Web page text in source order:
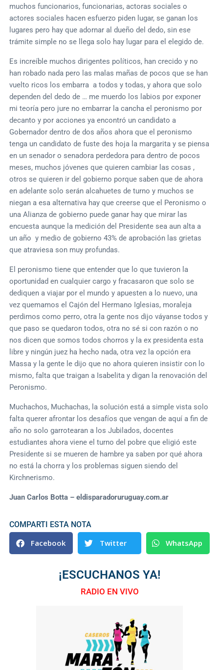
muchos funcionarios, funcionarias, actoras sociales o
actores sociales hacen esfuerzo piden lugar, se ganan los
lugares pero hay que adornar al dueño del dedo, sin ese
trámite simple no se llega solo hay lugar para el elegido de.
Es increíble muchos dirigentes políticos, han crecido y no
han robado nada pero las malas mañas de pocos que se han
vuelto ricos los embarra a todos y todas, y ahora que solo
dependen del dedo de … me muerdo los labios por exponer
mi teoría pero jure no embarrar la cancha el peronismo por
decanto y por acciones ya encontró un candidato a
Gobernador dentro de dos años ahora que el peronismo
tenga un candidato de fuste des hoja la margarita y se piensa
en un senador o senadora perdedora para dentro de pocos
meses, muchos jóvenes que quieren cambiar las cosas ,
otros se quieren ir del gobierno porque saben que de ahora
en adelante solo serán alcahuetes de turno y muchos se
niegan a esa alternativa hay que creerse que el Peronismo o
una Alianza de gobierno puede ganar hay que mirar las
encuesta aunque la medición del Presidente sea aun alta a
un año y medio de gobierno 43% de aprobación las grietas
que atraviesa son muy profundas.
El peronismo tiene que entender que lo que tuvieron la
oportunidad en cualquier cargo y fracasaron que solo se
dediquen a viajar por el mundo y apuesten a lo nuevo, una
vez quemamos el Cajón del Hermano Iglesias, moraleja
perdimos como perro, otra la gente nos dijo váyanse todos y
que paso se quedaron todos, otra no sé si con razón o no
nos dicen que somos todos chorros y la ex presidenta esta
libre y ningún juez ha hecho nada, otra vez la opción era
Massa y la gente le dijo que no ahora quieren insistir con lo
mismo, falta que traigan a Isabelita y digan la renovación del
Peronismo.
Muchachos, Muchachas, la solución está a simple vista solo
falta querer afrontar los desafíos que vengan de aquí a fin de
año no solo garrotearan a los Jubilados, docentes
estudiantes ahora viene el turno del pobre que eligió este
Presidente si se mueren de hambre ya saben por qué ahora
no está la chorra y los problemas siguen siendo del
Kirchnerismo.
Juan Carlos Botta – eldisparadoruruguay.com.ar
COMPARTI ESTA NOTA
Facebook Twitter WhatsApp
¡ESCUCHANOS YA!
RADIO EN VIVO